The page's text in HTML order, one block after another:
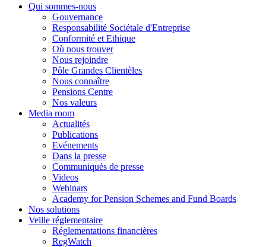
Qui sommes-nous
Gouvernance
Responsabilité Sociétale d'Entreprise
Conformité et Ethique
Où nous trouver
Nous rejoindre
Pôle Grandes Clientèles
Nous connaître
Pensions Centre
Nos valeurs
Media room
Actualités
Publications
Evénements
Dans la presse
Communiqués de presse
Videos
Webinars
Academy for Pension Schemes and Fund Boards
Nos solutions
Veille réglementaire
Réglementations financières
RegWatch